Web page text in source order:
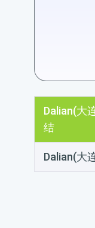
Dalian(大
结
Dalian(大